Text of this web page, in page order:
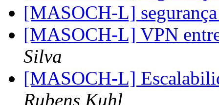
[MASOCH-L]
[MASOCH-L] VPN
Silva
[MASOCH-L]
Rubens Kuhl